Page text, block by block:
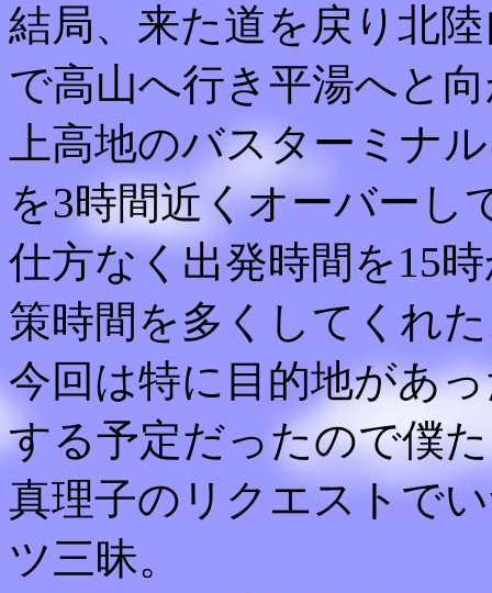
結局、来た道を戻り北
で高山へ行き平湯へと
上高地のバスターミナ
を3時間近くオーバーし
仕方なく出発時間を15
策時間を多くしてくれ
今回は特に目的地があ
する予定だったので僕
真理子のリクエストで
ツ三昧。